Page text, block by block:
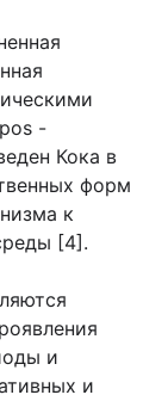
-
Кока в
форм
к
[4].
и
и